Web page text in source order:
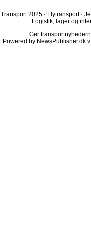
Transport 2025 · Flytransport ·
Logistik, lager og
Gør
Powered by NewsPublisher.dk